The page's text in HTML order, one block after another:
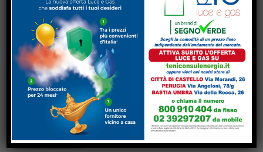
Popular
Schianto frontale sulla 221 a
Monterchi: centauro salvato
dall’elisoccorso